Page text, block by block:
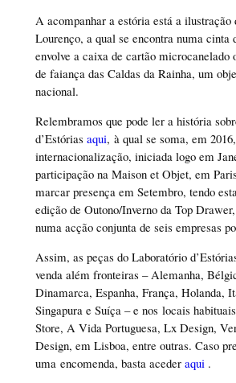
A acompanhar a estória está a ilustração
Lourenço, a qual se encontra numa cinta
envolve a caixa de cartão microcanelado
de faiança das Caldas da Rainha, um
nacional.
Relembramos que pode ler a história
d’Estórias aqui, à qual se soma, em
internacionalização, iniciada logo em
participação na Maison et Objet, em
marcar presença em Setembro, tendo
edição de Outono/Inverno da Top
numa acção conjunta de seis empresas
Assim, as peças do Laboratório
venda além fronteiras – Alemanha,
Dinamarca, Espanha, França, Holanda,
Singapura e Suíça – e nos locais
Store, A Vida Portuguesa, Lx Design,
Design, em Lisboa, entre outras. Caso
uma encomenda, basta aceder aqui .